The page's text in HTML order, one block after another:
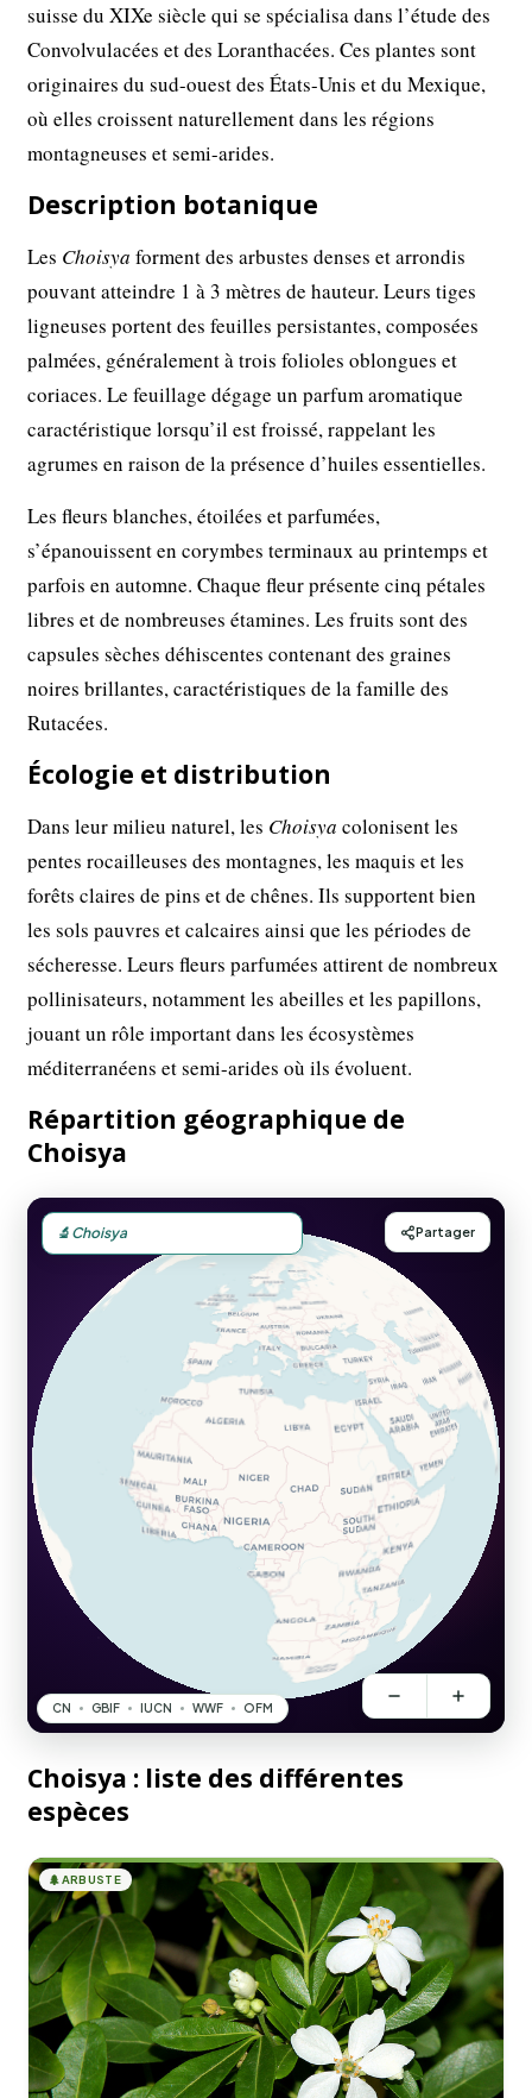
suisse du XIXe siècle qui se spécialisa dans l’étude des
Convolvulacées et des Loranthacées. Ces plantes sont
originaires du sud-ouest des États-Unis et du Mexique,
où elles croissent naturellement dans les régions
montagneuses et semi-arides.
Description botanique
Les Choisya forment des arbustes denses et arrondis
pouvant atteindre 1 à 3 mètres de hauteur. Leurs tiges
ligneuses portent des feuilles persistantes, composées
palmées, généralement à trois folioles oblongues et
coriaces. Le feuillage dégage un parfum aromatique
caractéristique lorsqu’il est froissé, rappelant les
agrumes en raison de la présence d’huiles essentielles.
Les fleurs blanches, étoilées et parfumées,
s’épanouissent en corymbes terminaux au printemps et
parfois en automne. Chaque fleur présente cinq pétales
libres et de nombreuses étamines. Les fruits sont des
capsules sèches déhiscentes contenant des graines
noires brillantes, caractéristiques de la famille des
Rutacées.
Écologie et distribution
Dans leur milieu naturel, les Choisya colonisent les
pentes rocailleuses des montagnes, les maquis et les
forêts claires de pins et de chênes. Ils supportent bien
les sols pauvres et calcaires ainsi que les périodes de
sécheresse. Leurs fleurs parfumées attirent de nombreux
pollinisateurs, notamment les abeilles et les papillons,
jouant un rôle important dans les écosystèmes
méditerranéens et semi-arides où ils évoluent.
Répartition géographique de
Choisya
Choisya : liste des différentes
espèces
🌲ARBUSTE